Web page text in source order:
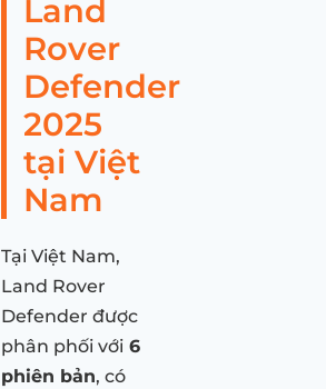
Land
Rover
Defender
2025
tại Việt
Nam
Tại Việt Nam,
Land Rover
Defender được
phân phối với 6
phiên bản, có